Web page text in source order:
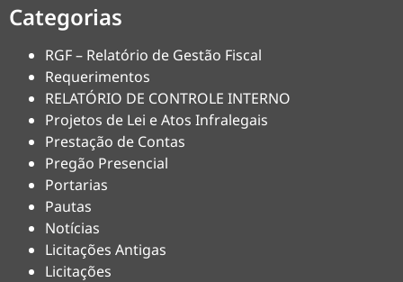
Categorias
RGF – Relatório de Gestão Fiscal
Requerimentos
RELATÓRIO DE CONTROLE INTERNO
Projetos de Lei e Atos Infralegais
Prestação de Contas
Pregão Presencial
Portarias
Pautas
Notícias
Licitações Antigas
Licitações